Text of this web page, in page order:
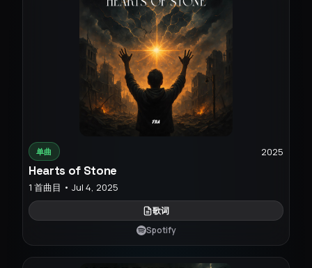
单曲 2025
Hearts of Stone
1 首曲目 • Jul 4, 2025
歌词
Spotify